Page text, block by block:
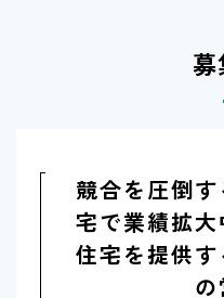
募
競合を圧倒
宅で業績拡
住宅を提供